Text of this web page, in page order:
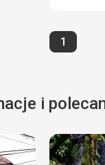
Strona
1
i